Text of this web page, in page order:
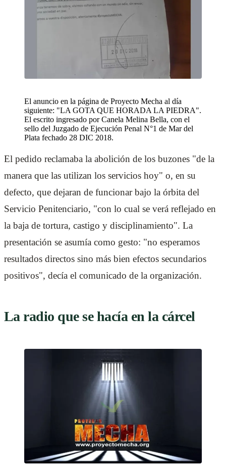
El anuncio en la página de Proyecto Mecha al día
siguiente: "LA GOTA QUE HORADA LA PIEDRA".
El escrito ingresado por Canela Melina Bella, con el
sello del Juzgado de Ejecución Penal N°1 de Mar del
Plata fechado 28 DIC 2018.
El pedido reclamaba la abolición de los buzones "de la
manera que las utilizan los servicios hoy" o, en su
defecto, que dejaran de funcionar bajo la órbita del
Servicio Penitenciario, "con lo cual se verá reflejado en
la baja de tortura, castigo y disciplinamiento". La
presentación se asumía como gesto: "no esperamos
resultados directos sino más bien efectos secundarios
positivos", decía el comunicado de la organización.
La radio que se hacía en la cárcel